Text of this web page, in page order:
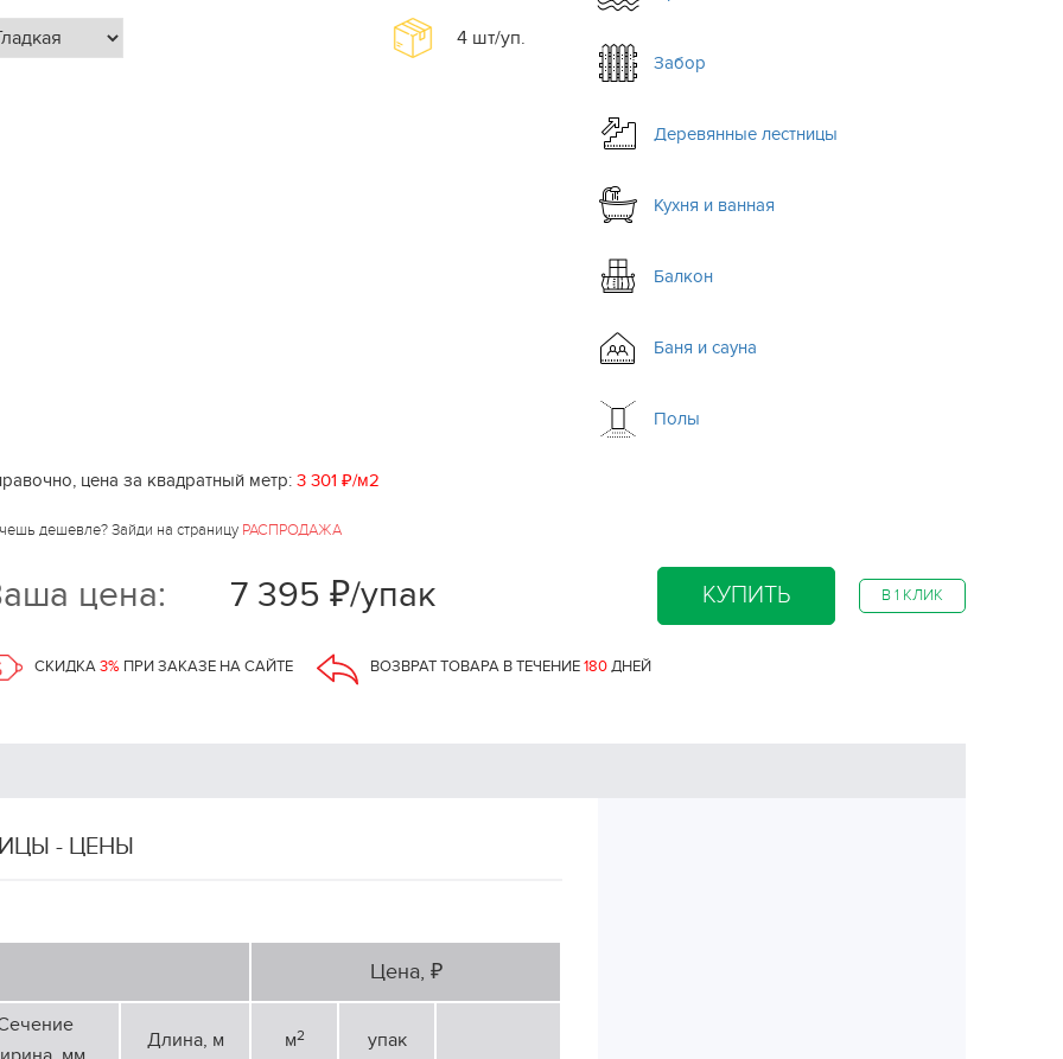
4 шт/уп.
Забор
Деревянные лестницы
Кухня и ванная
Балкон
Баня и сауна
Полы
цена за квадратный метр: 3 301 ₽/м2
дешевле? Зайди на страницу РАСПРОДАЖА
цена: 7 395 ₽/упак КУПИТЬ В 1 КЛИК
СКИДКА3% ПРИ ЗАКАЗЕ НА САЙТЕ ВОЗВРАТ ТОВАРА В ТЕЧЕНИЕ180ДНЕЙ
- ЦЕНЫ
Цена, ₽
Длина, м м2 упак